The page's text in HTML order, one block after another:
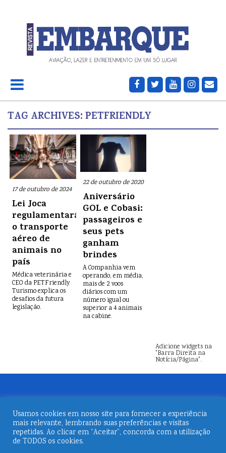
TAG ARCHIVES:PETFRIENDLY
17 de outubro de 2024
Lei Joca
regulamentará
o transporte
aéreo de
animais no
país
Médica veterinária e
CEO da PETFriendly
Turismo explica os
desafios da futura
legislação.
22 de outubro de 2020
Aniversário
GOL e Cobasi:
passageiros e
seus pets
ganham
brindes
A Companhia vem
operando, em média,
mais de 2 voos
diários com um
número igual ou
superior a 4 animais
na cabine.
Adicione widgets na
"Barra Direita na
Notícia/Página".
Usamos cookies em nosso site para fornecer a experiência
mais relevante, lembrando suas preferências e visitas
repetidas. Ao clicar em “Aceitar”, concorda com a utilização
de TODOS os cookies.